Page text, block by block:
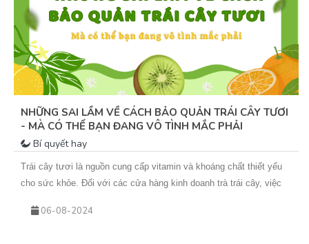
NHỮNG SAI LẦM VỀ CÁCH BẢO QUẢN TRÁI CÂY TƯƠI
- MÀ CÓ THỂ BẠN ĐANG VÔ TÌNH MẮC PHẢI
Bí quyết hay
Trái cây tươi là nguồn cung cấp vitamin và khoáng chất thiết yếu
cho sức khỏe. Đối với các cửa hàng kinh doanh trà trái cây, việc
lượng các món đồ uống luôn tươi ngon và giảm chi phí phát sinh
06-08-2024